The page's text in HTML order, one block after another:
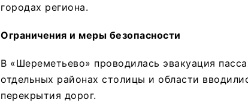
городах региона.
Ограничения и меры безопасности
В «Шереметьево» проводилась эвакуация
отдельных районах столицы и области
перекрытия дорог.